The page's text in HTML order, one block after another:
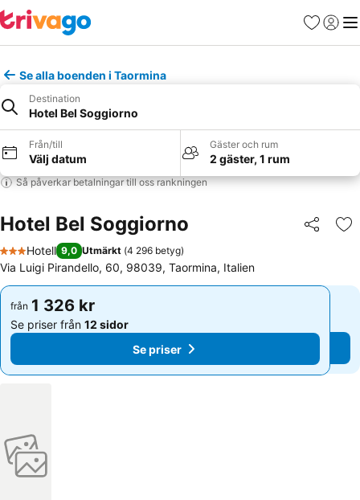
Favoriter
Logga
Se alla boenden i Taormina
Destination
Hotel Bel Soggiorno
Från/till
Välj datum
Gäster och rum
2 gäster, 1 rum
Så påverkar betalningar till oss rankningen
Hotel Bel Soggiorno Dela
3 Stjärnor
Hotell 9,0 Utmärkt (4 296 betyg)
Via Luigi Pirandello, 60, 98039, Taormina, Italien
från 1 326 kr
Se priser från 12 sidor
Se priser
från 1 326 kr
Se priser från 12 sidor
Se priser